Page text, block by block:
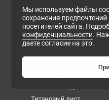
Титановая поковка
Титановая проволока
Титановая труба
Титановая фольга
Мы используем файлы
сохранения
посетителей сайта.
конфиденциальности.
даете согласие на это.